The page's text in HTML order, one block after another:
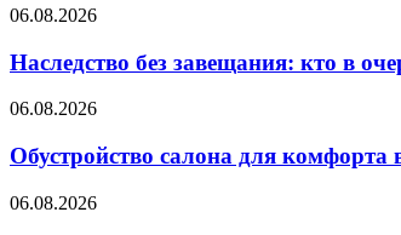
06.08.2026
Наследство без завещания: кто в
06.08.2026
Обустройство салона для комфорта
06.08.2026